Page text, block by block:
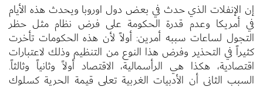
إن الإنفلات الذي حدث في بعض دول اوروبا ويحدث هذه الأيام
في أمريكا وعدم قدرة الحكومة على فرض نظام مثل حظر
التجول لساعات سببه أمرين: أولاً لأن هذه الحكومات تأخرت
كثيراً في التحذير وفرض هذا النوع من التنظيم وذلك لاعتبارات
اقتصادية، هكذا هي الرأسمالية، الاقتصاد أولاً وثانياً وثالثاً.
السبب الثاني أن الأدبيات الغربية تعلي قيمة الحرية كسلوك